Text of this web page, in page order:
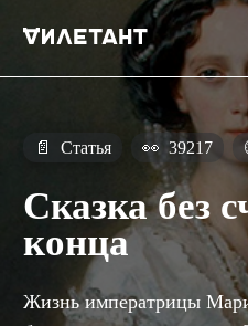
📄 Статья 👀 39217
Сказка без
конца
Жизнь императрицы